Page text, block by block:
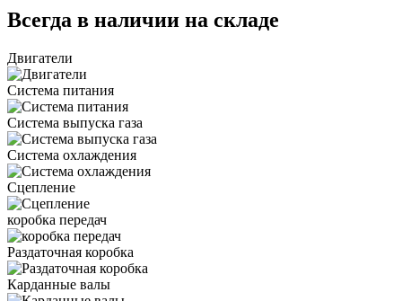
Всегда в наличии на складе
Двигатели
Система питания
Система выпуска газа
Система охлаждения
Сцепление
коробка передач
Раздаточная коробка
Карданные валы